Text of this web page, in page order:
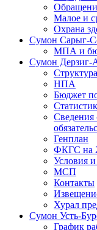
Малое и
Охрана
Сумон Сарыг-
МПА и
Сумон Дерзиг-
Структура
НПА
Бюджет
Сведения
Генплан
ФКГС на
Условия и
МСП
Контакты
Хурал
Сумон Усть-
График